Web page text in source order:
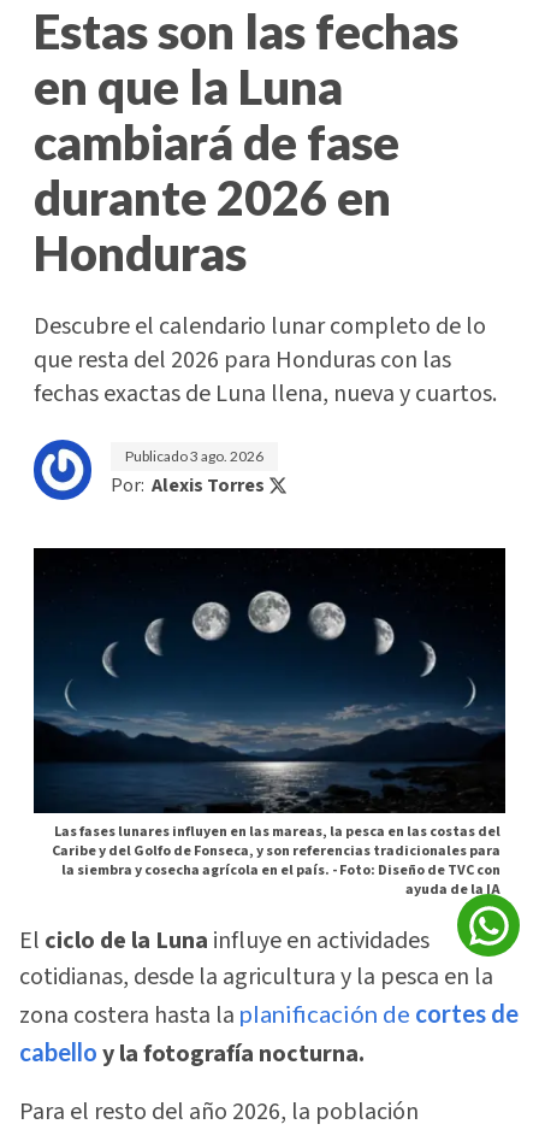
Estas son las fechas
en que la Luna
cambiará de fase
durante 2026 en
Honduras
Descubre el calendario lunar completo de lo
que resta del 2026 para Honduras con las
fechas exactas de Luna llena, nueva y cuartos.
Publicado3 ago. 2026
Por: Alexis Torres
Las fases lunares influyen en las mareas, la pesca en las costas del
Caribe y del Golfo de Fonseca, y son referencias tradicionales para
la siembra y cosecha agrícola en el país. -Foto: Diseño de TVC con
ayuda de la IA
El ciclo de la Luna influye en actividades
cotidianas, desde la agricultura y la pesca en la
zona costera hasta la planificación de cortes de
cabello y la fotografía nocturna.
Para el resto del año 2026, la población